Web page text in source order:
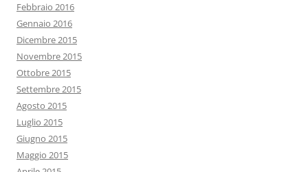
Febbraio 2016
Gennaio 2016
Dicembre 2015
Novembre 2015
Ottobre 2015
Settembre 2015
Agosto 2015
Luglio 2015
Giugno 2015
Maggio 2015